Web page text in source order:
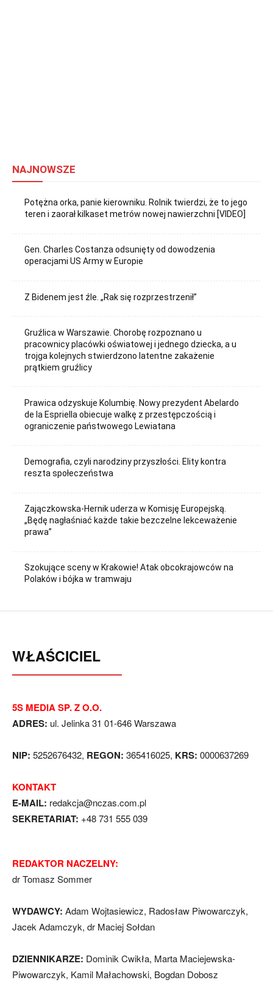
NAJNOWSZE
Potężna orka, panie kierowniku. Rolnik twierdzi, że to jego
teren i zaorał kilkaset metrów nowej nawierzchni [VIDEO]
Gen. Charles Costanza odsunięty od dowodzenia
operacjami US Army w Europie
Z Bidenem jest źle. „Rak się rozprzestrzenił”
Gruźlica w Warszawie. Chorobę rozpoznano u
pracownicy placówki oświatowej i jednego dziecka, a u
trojga kolejnych stwierdzono latentne zakażenie
prątkiem gruźlicy
Prawica odzyskuje Kolumbię. Nowy prezydent Abelardo
de la Espriella obiecuje walkę z przestępczością i
ograniczenie państwowego Lewiatana
Demografia, czyli narodziny przyszłości. Elity kontra
reszta społeczeństwa
Zajączkowska-Hernik uderza w Komisję Europejską.
„Będę nagłaśniać każde takie bezczelne lekceważenie
prawa”
Szokujące sceny w Krakowie! Atak obcokrajowców na
Polaków i bójka w tramwaju
WŁAŚCICIEL
5S MEDIA SP. Z O.O.
ADRES: ul. Jelinka 31 01-646 Warszawa
NIP: 5252676432, REGON: 365416025, KRS: 0000637269
KONTAKT
E-MAIL: redakcja@nczas.com.pl
SEKRETARIAT: +48 731 555 039
REDAKTOR NACZELNY:
dr Tomasz Sommer
WYDAWCY: Adam Wojtasiewicz, Radosław Piwowarczyk,
Jacek Adamczyk, dr Maciej Sołdan
DZIENNIKARZE: Dominik Cwikła, Marta Maciejewska-
Piwowarczyk, Kamil Małachowski, Bogdan Dobosz